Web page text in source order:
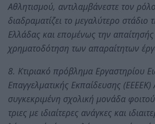
Αθλητισμού, αντιλαμβάνεστε τον
διαδραματίζει το μεγαλύτερο στάδιο
Ελλάδας και επομένως την
χρηματοδότηση των απαραίτητων
8. Κτιριακό πρόβλημα Εργαστηρίου
Επαγγελματικής Εκπαίδευσης (ΕΕΕΕΚ)
συγκεκριμένη σχολική μονάδα
τριες με ιδιαίτερες ανάγκες και